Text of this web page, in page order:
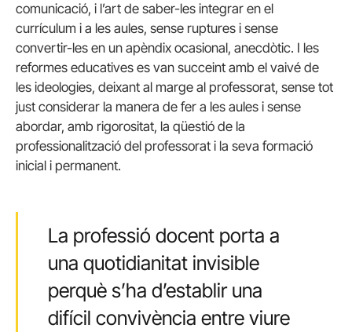
comunicació, i l’art de saber-les integrar en el
currículum i a les aules, sense ruptures i sense
convertir-les en un apèndix ocasional, anecdòtic. I les
reformes educatives es van succeint amb el vaivé de
les ideologies, deixant al marge al professorat, sense tot
just considerar la manera de fer a les aules i sense
abordar, amb rigorositat, la qüestió de la
professionalització del professorat i la seva formació
inicial i permanent.
La professió docent porta a
una quotidianitat invisible
perquè s’ha d’establir una
difícil convivència entre viure